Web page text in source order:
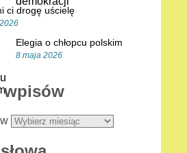
ci drogę uścielę
Elegia o chłopcu polskim
8 maja 2026
wpisów